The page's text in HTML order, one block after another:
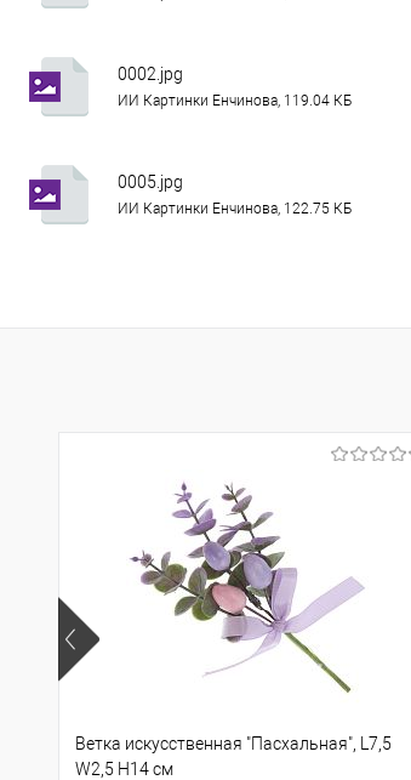
0002.jpg
ИИ Картинки Енчинова, 119.04 КБ
0005.jpg
ИИ Картинки Енчинова, 122.75 КБ
Ветка искусственная "Пасхальная", L7,5
W2,5 H14 см